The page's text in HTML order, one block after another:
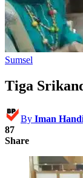
Sumsel
Tiga
By Iman
87
Share